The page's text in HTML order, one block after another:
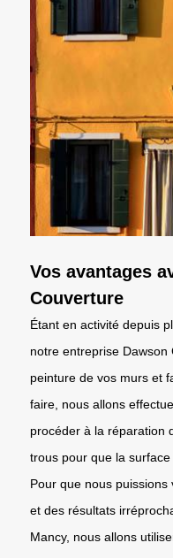
Vos avantages
Couverture
Étant en activité depuis
notre entreprise
peinture de vos murs et
faire, nous allons
procéder à la réparation
trous pour que la
Pour que nous
et des résultats
Mancy, nous allons